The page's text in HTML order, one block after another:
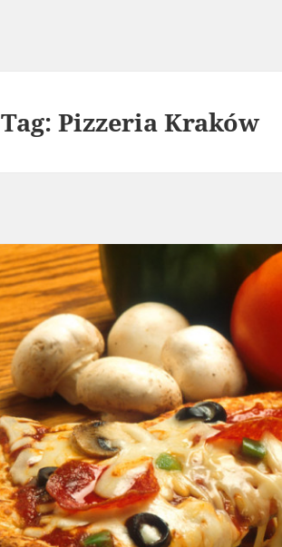
Tag:Pizzeria Kraków